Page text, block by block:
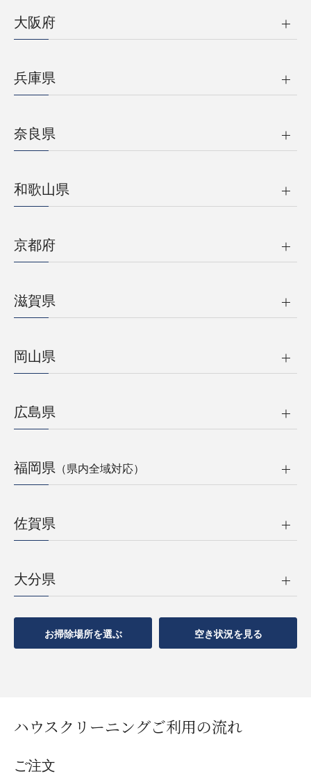
大阪府
兵庫県
奈良県
和歌山県
京都府
滋賀県
岡山県
広島県
福岡県 （県内全域対応）
佐賀県
大分県
お掃除場所を選ぶ 空き状況を見る
ハウスクリーニングご利用の流れ
ご注文